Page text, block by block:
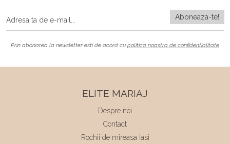
Prin abonarea la newsletter esti de acord cu politica noastra de confidentialitate
ELITE MARIAJ
Despre noi
Contact
Rochii de mireasa Iasi